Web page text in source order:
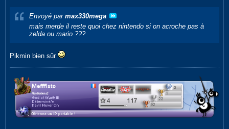
Envoyé par max330mega
mais merde il reste quoi chez nintendo si on acroche pas à
zelda ou mario ???
Pikmin bien sûr